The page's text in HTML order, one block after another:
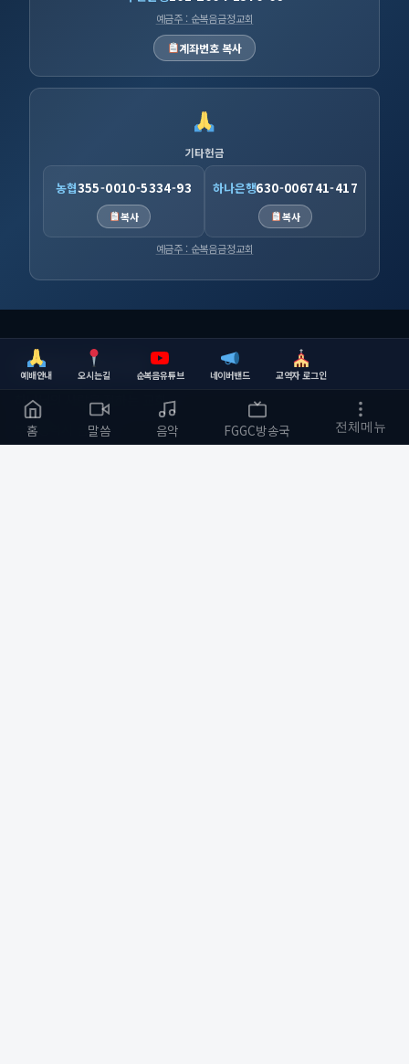
예금주 : 순복음금정교회
계좌번호 복사
기타헌금
농협355-0010-5334-93
복사
하나은행630-006741-417
복사
예금주 : 순복음금정교회
순복음금정교회
하나님의 사랑을 전하는 교회
부산광역시 금정구
개발자 :bmfood@kakao.com
예배안내 오시는길 순복음유튜브 네이버밴드 교역자 로그인
홈 말씀 음악 FGGC방송국 전체메뉴